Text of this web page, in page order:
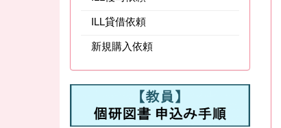
ILL貸借依頼
新規購入依頼